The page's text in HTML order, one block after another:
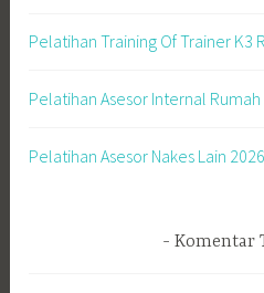
Pelatihan Training Of Trainer K3
Pelatihan Asesor Internal
Pelatihan Asesor Nakes Lain 2026
Komentar